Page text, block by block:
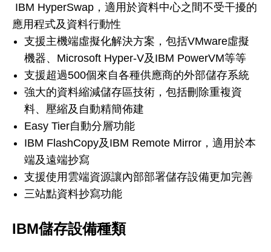
IBM HyperSwap，適用於資料中心之間不受干擾的
應用程式及資料行動性
支援主機端虛擬化解決方案，包括VMware虛擬
機器、Microsoft Hyper-V及IBM PowerVM等等
支援超過500個來自各種供應商的外部儲存系統
強大的資料縮減儲存區技術，包括刪除重複資
料、壓縮及自動精簡佈建
Easy Tier自動分層功能
IBM FlashCopy及IBM Remote Mirror，適用於本
端及遠端抄寫
支援使用雲端資源讓內部部署儲存設備更加完善
三站點資料抄寫功能
IBM儲存設備種類